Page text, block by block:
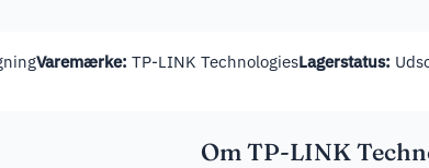
Varemærke: TP-LINK TechnologiesLagerstatus:
Om TP-LINK